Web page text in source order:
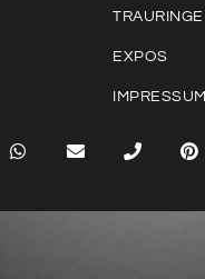
TRAURINGE
EXPOS
IMPRESSUM